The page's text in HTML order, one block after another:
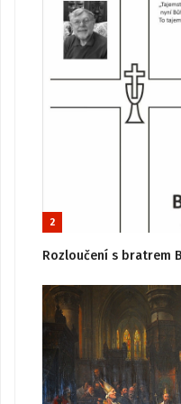
2
Rozloučení s bratrem